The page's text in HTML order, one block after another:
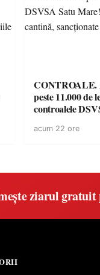
CONTROALE.
peste 11.000 de
controalele
sancționate
acum 22 ore
ziarul gratuit